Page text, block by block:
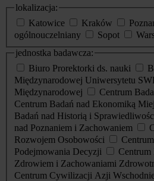
lokalizacja:
Katowice
Kraków
ogólnouczelniany
Sopot
jednostka badawcza:
Biuro Prorektorki ds. nauki
Międzynarodowej Uniwersytetu
Międzynarodowej
Centrum
Centrum Badań nad Ekonomiką
Badań nad Historią i
nad Poznaniem i Zachowaniem
Rozwojem Osobowości
Podejmowania Decyzji
Centrum
Zdrowiem i Zachowaniami
Centrum Cywilizacji Azji